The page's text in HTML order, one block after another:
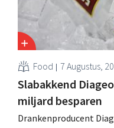
Food 7 Augustus,
Slabakkend
miljard besparen
Drankenproducent